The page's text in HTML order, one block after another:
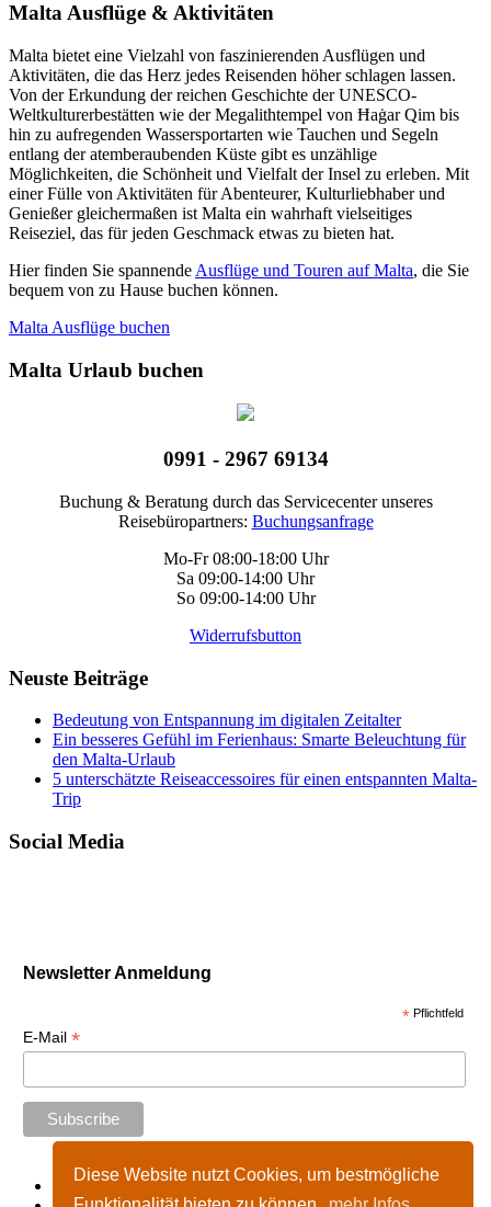
Diese Website nutzt Cookies, um bestmögliche
Malta Ausflüge & Aktivitäten
Malta bietet eine Vielzahl von faszinierenden Ausflügen und
Aktivitäten, die das Herz jedes Reisenden höher schlagen lassen.
Von der Erkundung der reichen Geschichte der UNESCO-
Weltkulturerbestätten wie der Megalithtempel von Ħaġar Qim bis
hin zu aufregenden Wassersportarten wie Tauchen und Segeln
entlang der atemberaubenden Küste gibt es unzählige
Möglichkeiten, die Schönheit und Vielfalt der Insel zu erleben. Mit
einer Fülle von Aktivitäten für Abenteurer, Kulturliebhaber und
Genießer gleichermaßen ist Malta ein wahrhaft vielseitiges
Reiseziel, das für jeden Geschmack etwas zu bieten hat.
Hier finden Sie spannende Ausflüge und Touren auf Malta, die Sie
bequem von zu Hause buchen können.
Malta Ausflüge buchen
Malta Urlaub buchen
0991 - 2967 69134
Buchung & Beratung durch das Servicecenter unseres
Reisebüropartners: Buchungsanfrage
Mo-Fr 08:00-18:00 Uhr
Sa 09:00-14:00 Uhr
So 09:00-14:00 Uhr
Widerrufsbutton
Neuste Beiträge
Bedeutung von Entspannung im digitalen Zeitalter
Ein besseres Gefühl im Ferienhaus: Smarte Beleuchtung für
den Malta-Urlaub
5 unterschätzte Reiseaccessoires für einen entspannten Malta-
Trip
Social Media
Newsletter Anmeldung
* Pflichtfeld
E-Mail *
Start